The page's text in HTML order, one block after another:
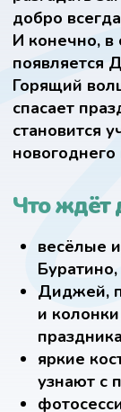
узнают с
фотосессия с
и персонажами
торжественная
Мы
40 минут —
формата;
с последующей
диджея.